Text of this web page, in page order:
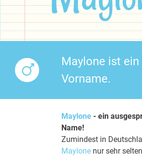
Maylone ist
Vorname.
Maylone - ein
Name!
Zumindest in
Maylone nur sehr